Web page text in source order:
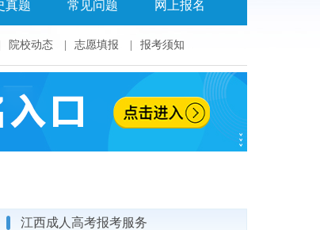
真题 常见问题 网上报名
院校动态 志愿填报 报考须知
江西成人高考报考服务